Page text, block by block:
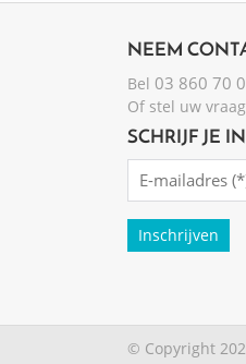
NEEM
Bel 03 860 70
Of stel uw
SCHRIJF JE
Emailadres
© Copyright